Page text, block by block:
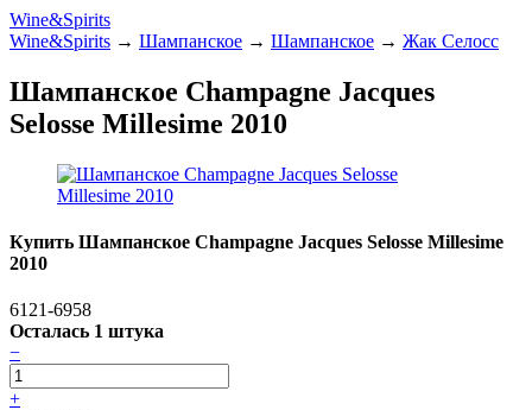
Wine&Spirits
Wine&Spirits → Шампанское → Шампанское → Жак Селосс
Шампанское Champagne Jacques
Selosse Millesime 2010
Купить Шампанское Champagne Jacques Selosse Millesime
2010
6121-6958
Осталась 1 штука
−
+